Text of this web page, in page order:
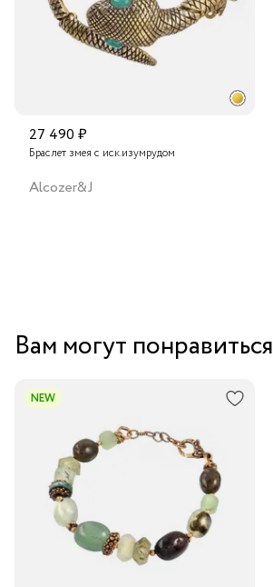
27 490 ₽
Браслет змея с иск.изумрудом
Alcozer&J
Вам могут понравиться
NEW